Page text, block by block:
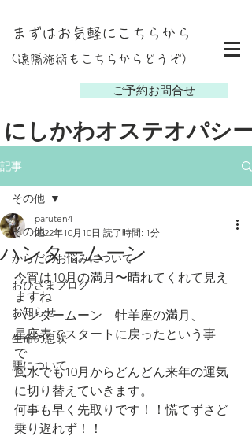
ご予約お問合せ
にしかわオステオパシー
まずはお気軽にこちらから
(遠隔施術もこちらからどうぞ）
記事
その他
からだのお悩みについて
おひさまブログ
お知らせ
生命の息吹
腰について
その他
ハンタームーン
paruten4
2022年10月10日 読了時間: 1分
今宵は10月の満月〜晴れてくれて見え
ますね
ハンタームーン　牡羊座の満月、
星座表でスタートに戻ったという事
で
風水でも10月からどんどん来年の運気
に切り替えていきます。
何事も早く先取りです！！慌てずさど
乗り遅れず！！